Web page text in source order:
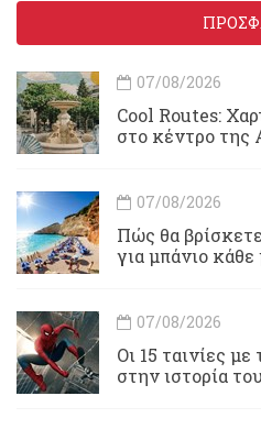
07/08/2026
Cool Routes:
στο κέντρο της
07/08/2026
Πώς θα
για μπάνιο
07/08/2026
Οι 15 ταινίες
στην ιστορία